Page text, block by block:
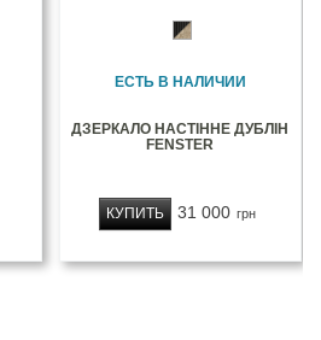
ЕСТЬ В НАЛИЧИИ
ДЗЕРКАЛО НАСТІННЕ ДУБЛІН
FENSTER
31 000 грн
КУПИТЬ